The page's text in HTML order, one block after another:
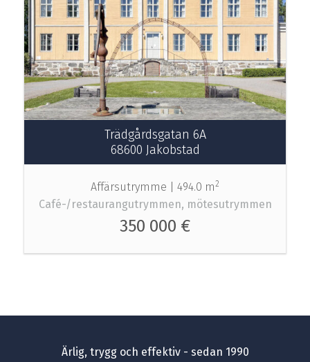
Trädgårdsgatan 6A
68600 Jakobstad
Affärsutrymme | 494.0 m2
Café-/restaurangutrymmen, mötesutrymmen
350 000 €
Ärlig, trygg och effektiv - sedan 1990